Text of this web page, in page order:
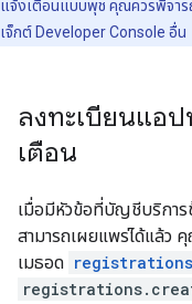
แจ้งเตือนแบบพุช คุณควรพิจาร
เจ็กต์ Developer Console อื่น
ลงทะเบียนแอป
เตือน
เมื่อมีหัวข้อที่บัญชีบริการ
สามารถเผยแพร่ได้แล้ว
เมธอด